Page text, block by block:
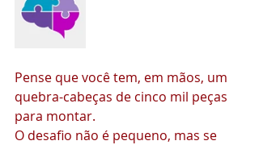
Pense que você tem, em mãos, um
quebra-cabeças de cinco mil peças
para montar.
O desafio não é pequeno, mas se